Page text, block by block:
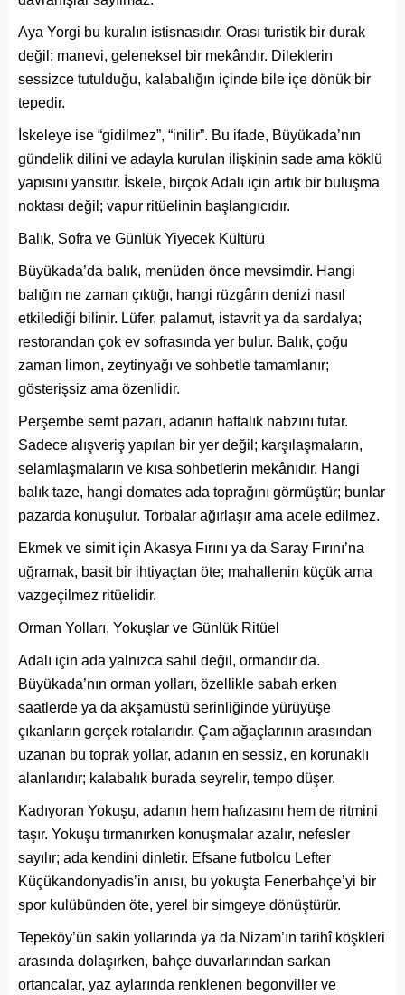
Aya Yorgi bu kuralın istisnasıdır. Orası turistik bir durak
değil; manevi, geleneksel bir mekândır. Dileklerin
sessizce tutulduğu, kalabalığın içinde bile içe dönük bir
tepedir.
İskeleye ise “gidilmez”, “inilir”. Bu ifade, Büyükada’nın
gündelik dilini ve adayla kurulan ilişkinin sade ama köklü
yapısını yansıtır. İskele, birçok Adalı için artık bir buluşma
noktası değil; vapur ritüelinin başlangıcıdır.
Balık, Sofra ve Günlük Yiyecek Kültürü
Büyükada’da balık, menüden önce mevsimdir. Hangi
balığın ne zaman çıktığı, hangi rüzgârın denizi nasıl
etkilediği bilinir. Lüfer, palamut, istavrit ya da sardalya;
restorandan çok ev sofrasında yer bulur. Balık, çoğu
zaman limon, zeytinyağı ve sohbetle tamamlanır;
gösterişsiz ama özenlidir.
Perşembe semt pazarı, adanın haftalık nabzını tutar.
Sadece alışveriş yapılan bir yer değil; karşılaşmaların,
selamlaşmaların ve kısa sohbetlerin mekânıdır. Hangi
balık taze, hangi domates ada toprağını görmüştür; bunlar
pazarda konuşulur. Torbalar ağırlaşır ama acele edilmez.
Ekmek ve simit için Akasya Fırını ya da Saray Fırını’na
uğramak, basit bir ihtiyaçtan öte; mahallenin küçük ama
vazgeçilmez ritüelidir.
Orman Yolları, Yokuşlar ve Günlük Ritüel
Adalı için ada yalnızca sahil değil, ormandır da.
Büyükada’nın orman yolları, özellikle sabah erken
saatlerde ya da akşamüstü serinliğinde yürüyüşe
çıkanların gerçek rotalarıdır. Çam ağaçlarının arasından
uzanan bu toprak yollar, adanın en sessiz, en korunaklı
alanlarıdır; kalabalık burada seyrelir, tempo düşer.
Kadıyoran Yokuşu, adanın hem hafızasını hem de ritmini
taşır. Yokuşu tırmanırken konuşmalar azalır, nefesler
sayılır; ada kendini dinletir. Efsane futbolcu Lefter
Küçükandonyadis’in anısı, bu yokuşta Fenerbahçe’yi bir
spor kulübünden öte, yerel bir simgeye dönüştürür.
Tepeköy’ün sakin yollarında ya da Nizam’ın tarihî köşkleri
arasında dolaşırken, bahçe duvarlarından sarkan
ortancalar, yaz aylarında renklenen begonviller ve